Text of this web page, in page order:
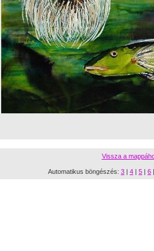
Vissza a
Automatikus böngészés: 3 | 4 | 5 | 6 |